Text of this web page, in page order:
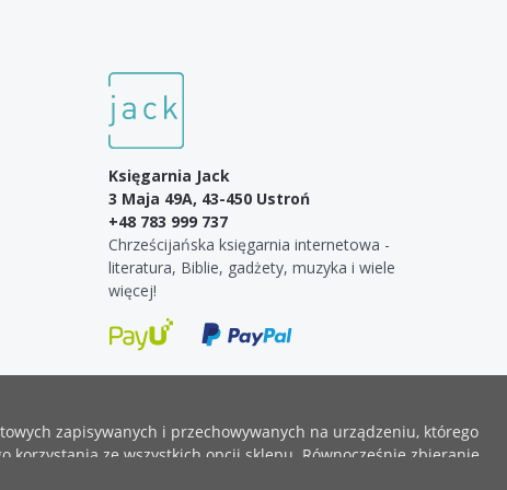
Księgarnia Jack
3 Maja 49A, 43-450 Ustroń
+48 783 999 737
Chrześcijańska księgarnia internetowa -
literatura, Biblie, gadżety, muzyka i wiele
więcej!